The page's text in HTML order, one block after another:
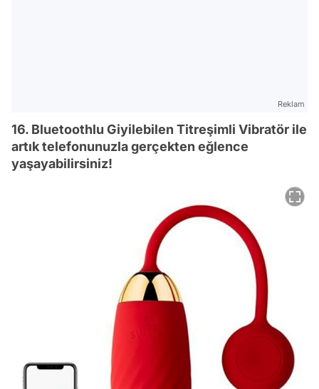
Reklam
16. Bluetoothlu Giyilebilen Titreşimli Vibratör ile
artık telefonunuzla gerçekten eğlence
yaşayabilirsiniz!